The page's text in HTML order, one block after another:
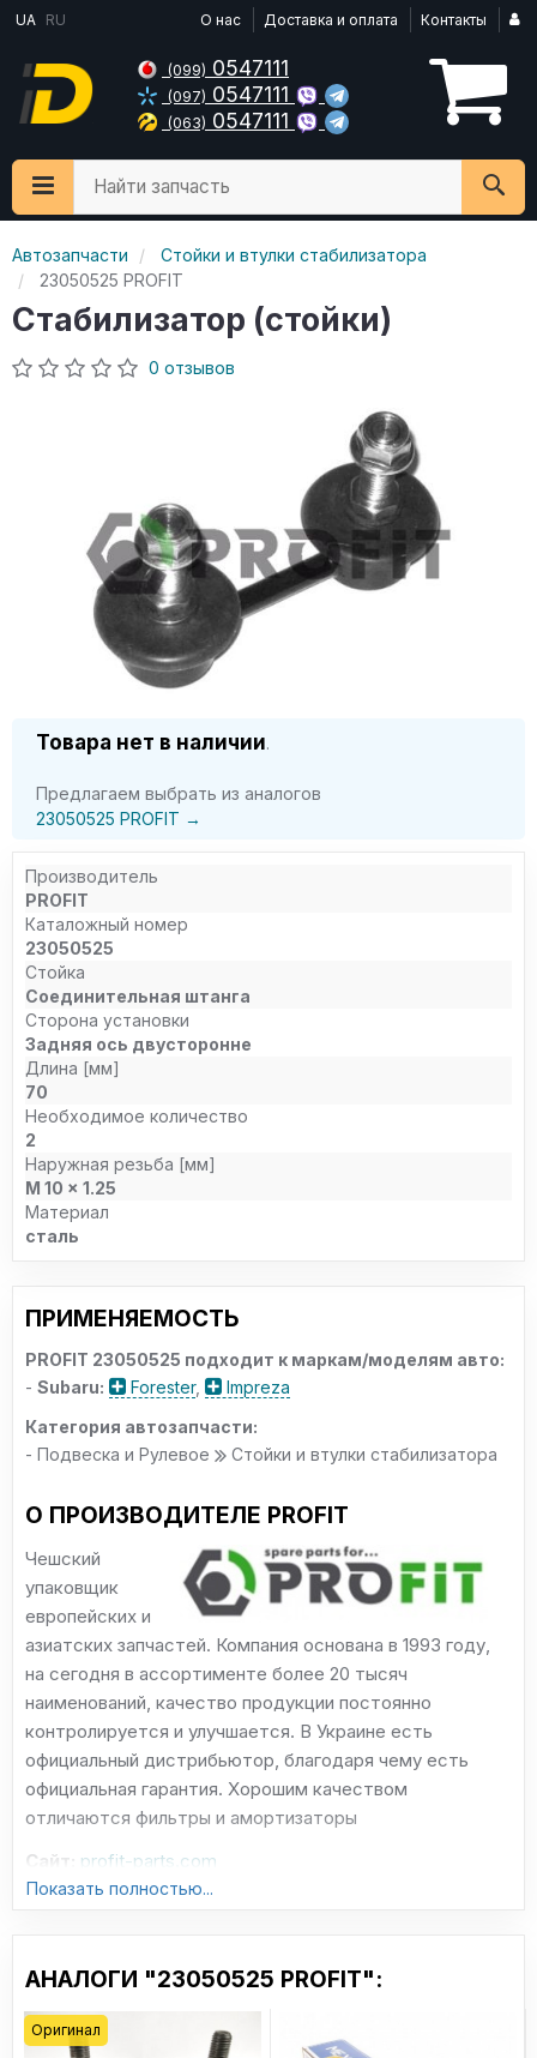
UA RU О нас Доставка и оплата Контакты
(099) 0547111
(097) 0547111
(063) 0547111
Найти запчасть
Автозапчасти
Стойки и втулки стабилизатора
23050525 PROFIT
Стабилизатор (стойки)
0 отзывов
Товара нет в наличии.
Предлагаем выбрать из аналогов
23050525 PROFIT →
Производитель
PROFIT
Каталожный номер
23050525
Стойка
Соединительная штанга
Сторона установки
Задняя ось двусторонне
Длина [мм]
70
Необходимое количество
2
Наружная резьба [мм]
M 10 x 1.25
Материал
сталь
ПРИМЕНЯЕМОСТЬ
PROFIT 23050525 подходит к маркам/моделям авто:
- Subaru: Forester,
Impreza
Категория автозапчасти:
- Подвеска и Рулевое
Стойки и втулки стабилизатора
О ПРОИЗВОДИТЕЛЕ PROFIT
Чешский
упаковщик
европейских и
азиатских запчастей. Компания основана в 1993 году,
на сегодня в ассортименте более 20 тысяч
наименований, качество продукции постоянно
контролируется и улучшается. В Украине есть
официальный дистрибьютор, благодаря чему есть
официальная гарантия. Хорошим качеством
отличаются фильтры и амортизаторы
Сайт: profit-parts.com
Показать полностью...
АНАЛОГИ "23050525 PROFIT":
Оригинал